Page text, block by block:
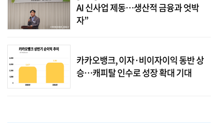
AI 신사업 제동…생산적 금융과 엇박
자”
카카오뱅크, 이자·비이자이익 동반 상
승…캐피탈 인수로 성장 확대 기대